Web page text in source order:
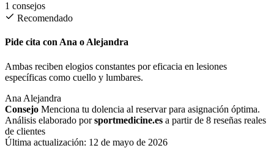
1 consejos
Recomendado
Pide cita con Ana o Alejandra
Ambas reciben elogios constantes por eficacia en lesiones
específicas como cuello y lumbares.
Ana Alejandra
Consejo Menciona tu dolencia al reservar para asignación óptima.
Análisis elaborado porsportmedicine.es a partir de 8 reseñas reales
de clientes
Última actualización: 12 de mayo de 2026